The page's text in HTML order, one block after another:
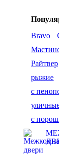
Bravo
Райтвер
рыжие
с
с